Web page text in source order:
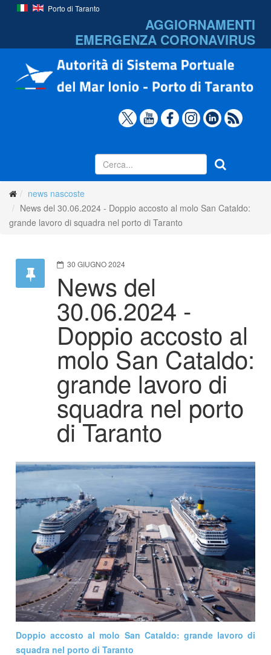
Porto di Taranto
AGGIORNAMENTI
EMERGENZA CORONAVIRUS
news nascoste
News del 30.06.2024 - Doppio accosto al molo San Cataldo:
grande lavoro di squadra nel porto di Taranto
30 GIUGNO 2024
News del
30.06.2024 -
Doppio accosto al
molo San Cataldo:
grande lavoro di
squadra nel porto
di Taranto
Doppio accosto al molo San Cataldo: grande lavoro di
squadra nel porto di Taranto